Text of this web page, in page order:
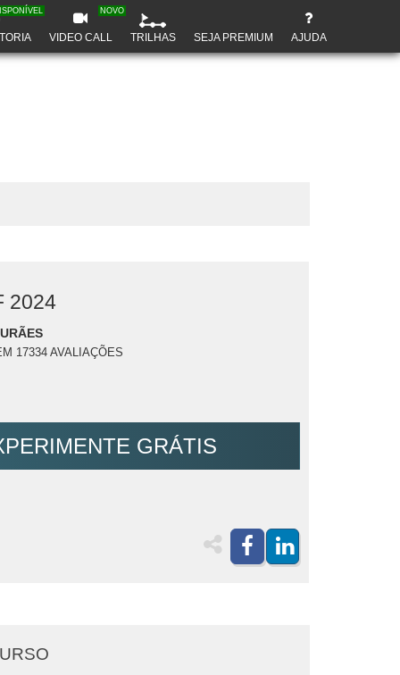
VIDEO CALL
NOVO
TRILHAS SEJA PREMIUM AJUDA
2024
17334 AVALIAÇÕES
GRÁTIS